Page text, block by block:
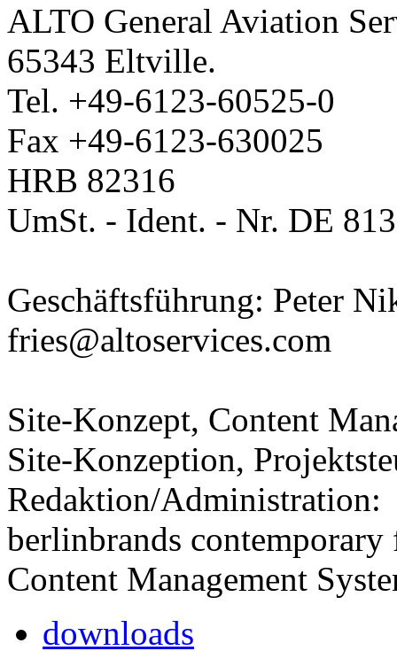
ALTO General Aviation
65343 Eltville.
Tel. +49-6123-60525-0
Fax +49-6123-630025
HRB 82316
UmSt. - Ident. - Nr. DE
Geschäftsführung: Peter
fries@altoservices.com
Site-Konzept, Content
Site-Konzeption,
Redaktion/Administration:
berlinbrands
Content Management
downloads